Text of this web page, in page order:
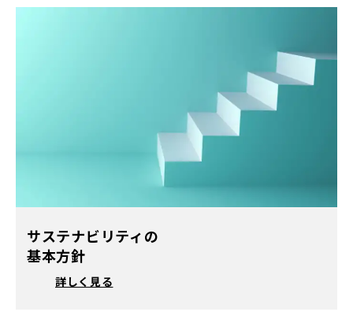
サステナビリティの
基本方針
詳しく見る